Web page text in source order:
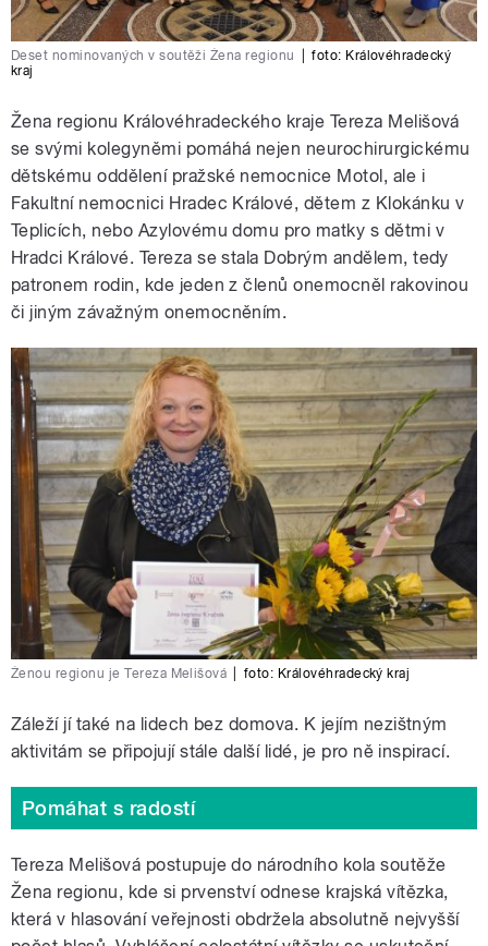
Deset nominovaných v soutěži Žena regionu foto: Královéhradecký
kraj
Žena regionu Královéhradeckého kraje Tereza Melišová
se svými kolegyněmi pomáhá nejen neurochirurgickému
dětskému oddělení pražské nemocnice Motol, ale i
Fakultní nemocnici Hradec Králové, dětem z Klokánku v
Teplicích, nebo Azylovému domu pro matky s dětmi v
Hradci Králové. Tereza se stala Dobrým andělem, tedy
patronem rodin, kde jeden z členů onemocněl rakovinou
či jiným závažným onemocněním.
Ženou regionu je Tereza Melišová foto: Královéhradecký kraj
Záleží jí také na lidech bez domova. K jejím nezištným
aktivitám se připojují stále další lidé, je pro ně inspirací.
Pomáhat s radostí
Tereza Melišová postupuje do národního kola soutěže
Žena regionu, kde si prvenství odnese krajská vítězka,
která v hlasování veřejnosti obdržela absolutně nejvyšší